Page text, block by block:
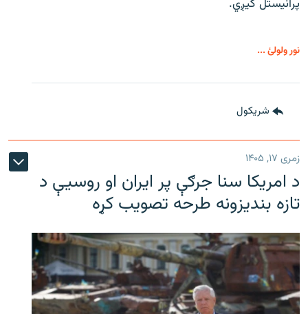
پرانیستل کیږي.
نور ولولئ ...
شريکول
زمری ۱۷, ۱۴۰۵
د امریکا سنا جرګې پر ایران او روسیې د
تازه بندیزونه طرحه تصویب کړه